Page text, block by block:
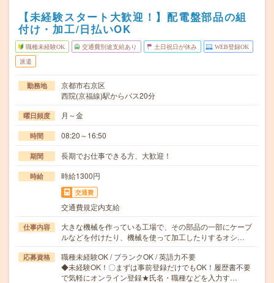
【未経験スタート大歓迎！】配電盤部品の組
付け・加工/日払いOK
職種未経験OK 交通費別途支給あり 土日祝日が休み WEB登録OK
派遣
勤務地
京都市右京区
西院(京福線)駅からバス20分
曜日頻度 月～金
時間 08:20～16:50
期間 長期でお仕事できる方、大歓迎！
時給 時給1300円
交通費
交通費規定内支給
仕事内容
大きな機械を作っている工場で、その部品の一部にケーブ
ルなどを付けたり、機械を使って加工したりするオシ…
応募資格
職種未経験OK / ブランクOK / 英語力不要
◆未経験OK！〇まずは事前登録だけでもOK！履歴書不要
で気軽にオンライン登録★氏名・職種などを入力す…